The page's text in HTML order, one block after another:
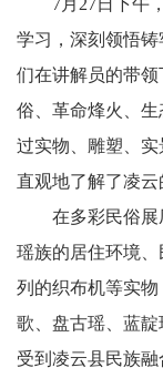
学习，深刻领悟
们在讲解员的带
俗、革命烽火、
过实物、雕塑、
直观地了解了凌云
在多彩民俗
瑶族的居住环境
列的织布机等实
歌、盘古瑶、蓝
受到凌云县民族